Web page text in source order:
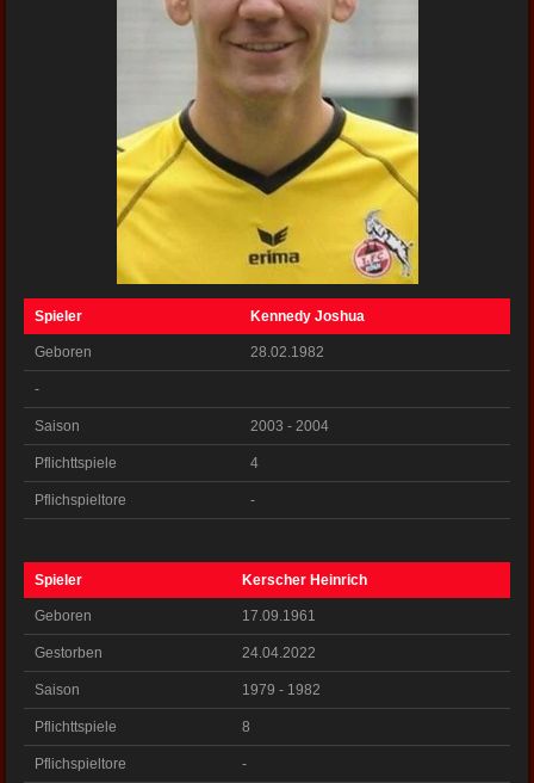
Spieler Kennedy Joshua
Geboren 28.02.1982
-
Saison 2003 - 2004
Pflichttspiele 4
Pflichspieltore -
Spieler Kerscher Heinrich
Geboren 17.09.1961
Gestorben 24.04.2022
Saison 1979 - 1982
Pflichttspiele 8
Pflichspieltore -